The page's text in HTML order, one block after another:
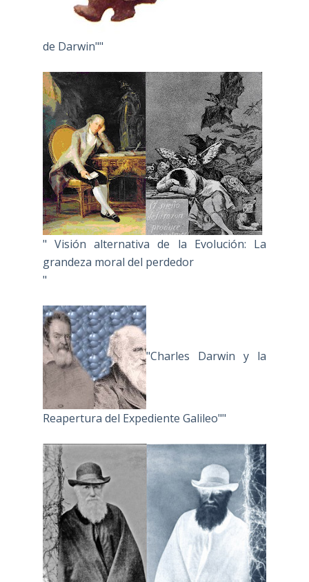
de Darwin""
" Visión alternativa de la Evolución: La
grandeza moral del perdedor
"
"Charles Darwin y la
Reapertura del Expediente Galileo""